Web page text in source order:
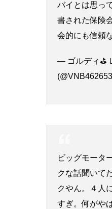
バイとは思っ
書された保険
会的にも信頼
— ゴルディ⛳
ビッグモータ
クな話聞いて
クやん。４人
すぎ。何がや